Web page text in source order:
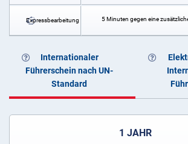
Expressbearbeitung 5 Minuten gegen eine
Internationaler
Führerschein nach UN-
Standard
1 JAHR